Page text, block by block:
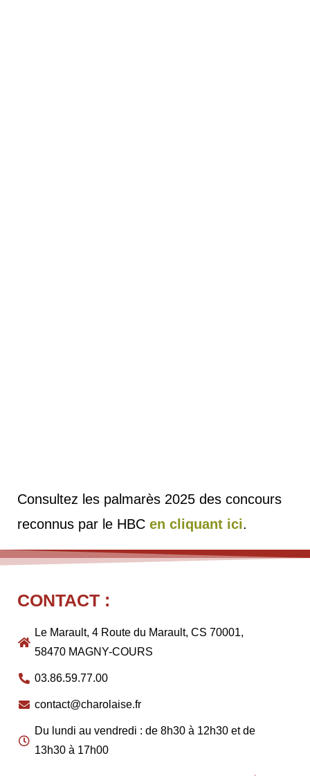
Consultez les palmarès 2025 des concours
reconnus par le HBC en cliquant ici.
CONTACT :
Le Marault, 4 Route du Marault, CS 70001,
58470 MAGNY-COURS
03.86.59.77.00
contact@charolaise.fr
Du lundi au vendredi : de 8h30 à 12h30 et de
13h30 à 17h00